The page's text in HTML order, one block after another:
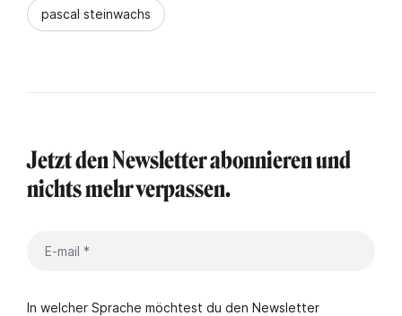
pascal steinwachs
Jetzt den Newsletter abonnieren und
nichts mehr verpassen.
In welcher Sprache möchtest du den Newsletter